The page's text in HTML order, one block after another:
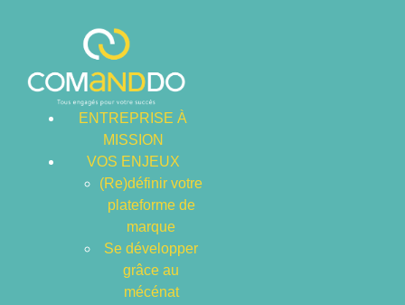
ENTREPRISE À
MISSION
VOS ENJEUX
(Re)définir votre
plateforme de
marque
Se développer
grâce au
mécénat